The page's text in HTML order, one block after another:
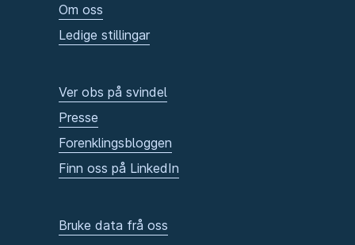
Om oss
Ledige stillingar
Ver obs på svindel
Presse
Forenklingsbloggen
Finn oss på LinkedIn
Bruke data frå oss